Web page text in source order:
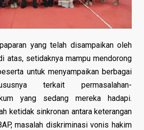
yang telah disampaikan oleh
atas, setidaknya mampu mendorong
untuk menyampaikan berbagai
terkait permasalahan-
yang sedang mereka hadapi.
ketidak sinkronan antara keterangan
masalah diskriminasi vonis hakim